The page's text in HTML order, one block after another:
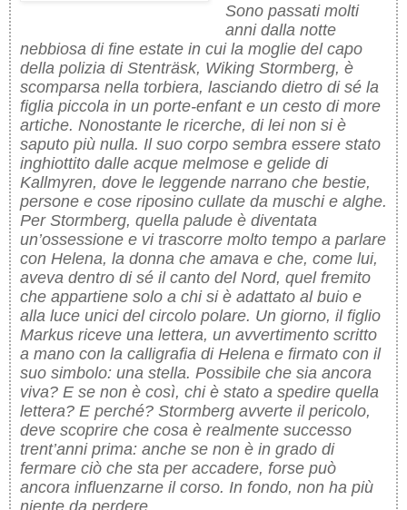
Sono passati molti
anni dalla notte
nebbiosa di fine estate in cui la moglie del capo
della polizia di Stenträsk, Wiking Stormberg, è
scomparsa nella torbiera, lasciando dietro di sé la
figlia piccola in un porte-enfant e un cesto di more
artiche. Nonostante le ricerche, di lei non si è
saputo più nulla. Il suo corpo sembra essere stato
inghiottito dalle acque melmose e gelide di
Kallmyren, dove le leggende narrano che bestie,
persone e cose riposino cullate da muschi e alghe.
Per Stormberg, quella palude è diventata
un’ossessione e vi trascorre molto tempo a parlare
con Helena, la donna che amava e che, come lui,
aveva dentro di sé il canto del Nord, quel fremito
che appartiene solo a chi si è adattato al buio e
alla luce unici del circolo polare. Un giorno, il figlio
Markus riceve una lettera, un avvertimento scritto
a mano con la calligrafia di Helena e firmato con il
suo simbolo: una stella. Possibile che sia ancora
viva? E se non è così, chi è stato a spedire quella
lettera? E perché? Stormberg avverte il pericolo,
deve scoprire che cosa è realmente successo
trent’anni prima: anche se non è in grado di
fermare ciò che sta per accadere, forse può
ancora influenzarne il corso. In fondo, non ha più
niente da perdere.